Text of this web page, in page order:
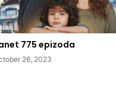
775 epizoda
26, 2023